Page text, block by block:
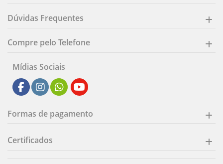
Dúvidas Frequentes
Compre pelo Telefone
Mídias Sociais
Formas de pagamento
Certificados